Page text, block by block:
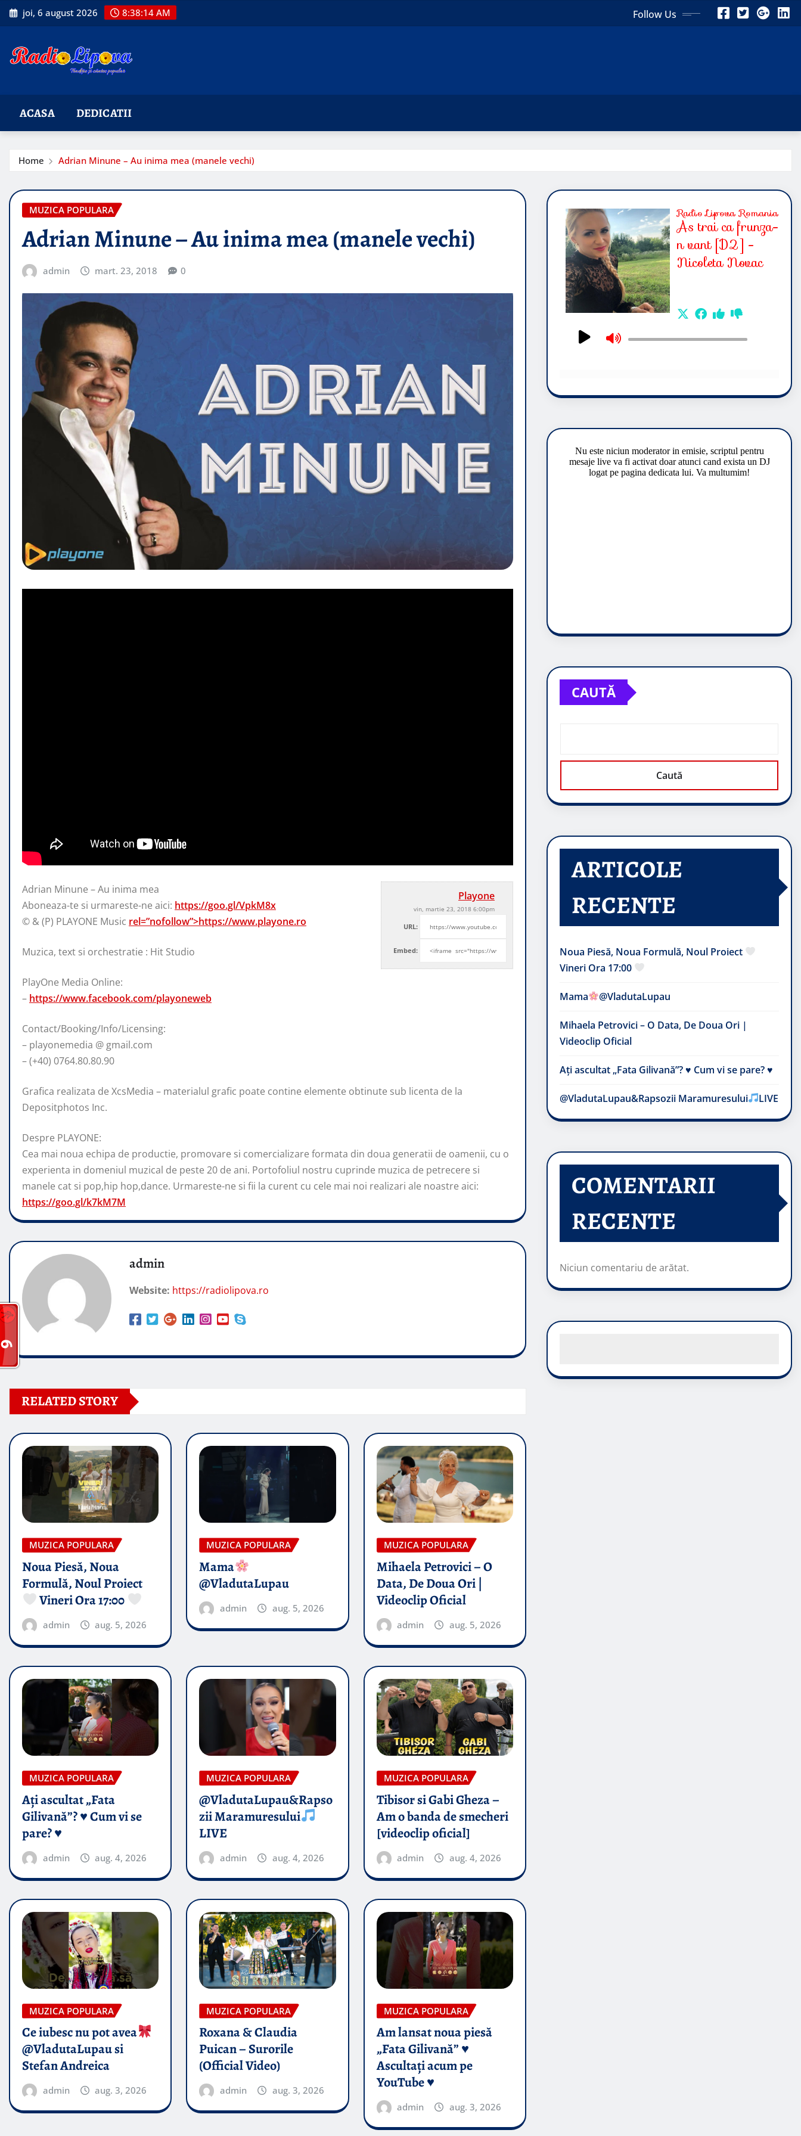
Skip
to
joi, 6 august 2026 8:38:15 AM Follow Us
ACASA DEDICATII
Home Adrian Minune – Au inima mea (manele vechi)
MUZICA POPULARA
Adrian Minune – Au inima mea (manele vechi)
admin mart. 23, 2018 0
Playone
vin, martie 23, 2018 6:00pm
URL:
Embed:
Adrian Minune – Au inima mea
Aboneaza-te si urmareste-ne aici: https://goo.gl/VpkM8x
© & (P) PLAYONE Music rel=”nofollow”>https://www.playone.ro
Muzica, text si orchestratie : Hit Studio
PlayOne Media Online:
– https://www.facebook.com/playoneweb
Contact/Booking/Info/Licensing:
– playonemedia @ gmail.com
– (+40) 0764.80.80.90
Grafica realizata de XcsMedia – materialul grafic poate contine elemente obtinute sub licenta de la
Depositphotos Inc.
Despre PLAYONE:
Cea mai noua echipa de productie, promovare si comercializare formata din doua generatii de oamenii, cu o
experienta in domeniul muzical de peste 20 de ani. Portofoliul nostru cuprinde muzica de petrecere si
manele cat si pop,hip hop,dance. Urmareste-ne si fii la curent cu cele mai noi realizari ale noastre aici:
https://goo.gl/k7kM7M
admin
Website: https://radiolipova.ro
RELATED STORY
MUZICA POPULARA
Noua Piesă, Noua
Formulă, Noul Proiect
Vineri Ora 17:00
admin aug. 5, 2026
MUZICA POPULARA
Mama
@VladutaLupau
admin aug. 5, 2026
MUZICA POPULARA
Mihaela Petrovici – O
Data, De Doua Ori |
Videoclip Oficial
admin aug. 5, 2026
MUZICA POPULARA
Ați ascultat „Fata
Gilivană”? ♥️ Cum vi se
pare? ♥️
admin aug. 4, 2026
MUZICA POPULARA
@VladutaLupau&Rapso
zii Maramuresului
LIVE
admin aug. 4, 2026
MUZICA POPULARA
Tibisor si Gabi Gheza –
Am o banda de smecheri
[videoclip oficial]
admin aug. 4, 2026
MUZICA POPULARA
Ce iubesc nu pot avea
@VladutaLupau si
Stefan Andreica
admin aug. 3, 2026
MUZICA POPULARA
Roxana & Claudia
Puican – Surorile
(Official Video)
admin aug. 3, 2026
MUZICA POPULARA
Am lansat noua piesă
„Fata Gilivană” ♥️
Ascultați acum pe
YouTube ♥️
admin aug. 3, 2026
CAUTĂ
Caută
ARTICOLE
RECENTE
Noua Piesă, Noua Formulă, Noul Proiect
Vineri Ora 17:00
Mama @VladutaLupau
Mihaela Petrovici – O Data, De Doua Ori |
Videoclip Oficial
Ați ascultat „Fata Gilivană”? ♥️ Cum vi se pare? ♥️
@VladutaLupau&Rapsozii Maramuresului LIVE
COMENTARII
RECENTE
Niciun comentariu de arătat.